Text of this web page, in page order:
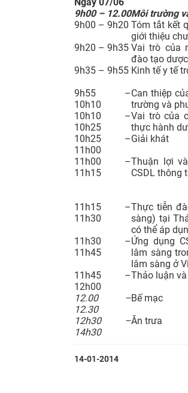
9h00 – 12.00Môi trường
9h00 – 9h20 Tóm tắt kết
giới thiệu
9h20 – 9h35 Vai trò của
đào tạo
9h35 – 9h55 Kinh tế y tế
9h55 –
10h10
Can thiệp
trường và
10h10 –
10h25
Vai trò của
thực hành
10h25 –
11h00
Giải khát
11h00 –
11h15
Thuận lợi
CSDL thông
11h15 –
11h30
Thực tiễn
sàng) tại
có thể áp
11h30 –
11h45
Ứng dụng
lâm sàng
lâm sàng ở
11h45 –
12h00
Thảo luận
12.00 –
12.30
Bế mạc
12h30 –
14h30
Ăn trưa
14-01-2014